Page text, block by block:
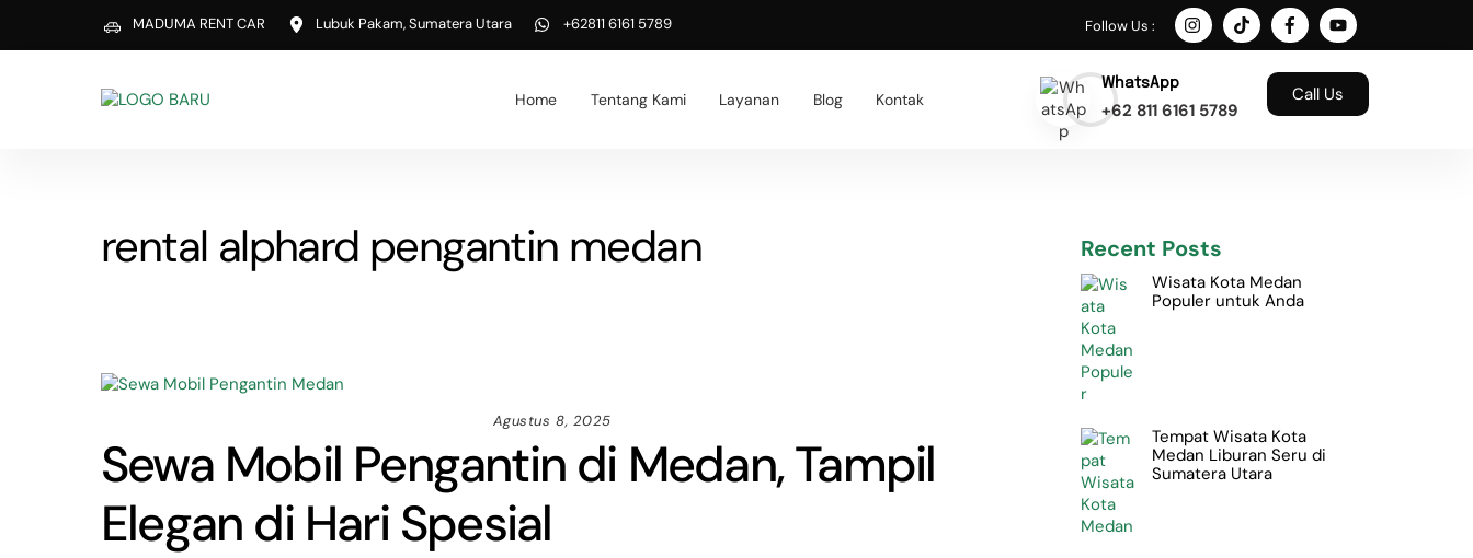
content
MADUMA RENT CAR Lubuk Pakam, Sumatera Utara +62811 6161 5789 Follow Us :
Home Tentang Kami Layanan Blog Kontak
WhatsApp
+62 811 6161 5789
Call Us
rental alphard pengantin medan
Agustus 8, 2025
Sewa Mobil Pengantin di Medan, Tampil
Elegan di Hari Spesial
Recent Posts
Wisata Kota Medan
Populer untuk Anda
Tempat Wisata Kota
Medan Liburan Seru di
Sumatera Utara